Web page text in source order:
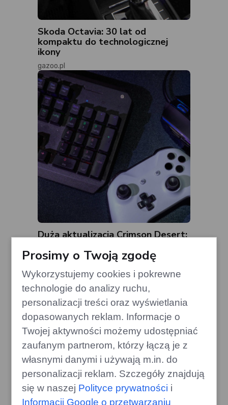
Skoda Octavia: 30 lat od
kompaktu do technologicznej
ikony
gazoo.pl
Duża aktualizacja Crimson Desert:
gamecorner.pl
Prosimy o Twoją zgodę
Wykorzystujemy cookies i pokrewne
technologie do analizy ruchu,
personalizacji treści oraz wyświetlania
dopasowanych reklam. Informacje o
Twojej aktywności możemy udostępniać
zaufanym partnerom, którzy łączą je z
własnymi danymi i używają m.in. do
personalizacji reklam. Szczegóły znajdują
się w naszej Polityce prywatności i
Informacji Google o przetwarzaniu